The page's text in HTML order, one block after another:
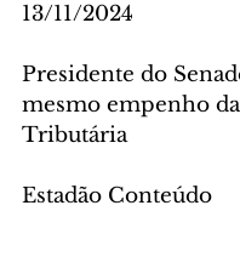
13/11/2024
Presidente do
mesmo empenho
Tributária
Estadão Conteúdo